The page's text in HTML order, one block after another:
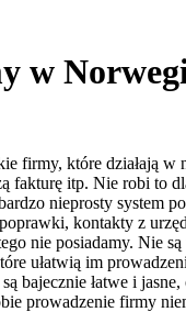
w
firmy, które działają
fakturę itp. Nie robi to
nieprosty system
kontakty z
nie posiadamy. Nie
ułatwią im
bajecznie łatwe i
prowadzenie firmy